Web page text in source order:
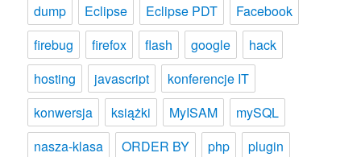
dump
Eclipse Eclipse PDT
Facebook
firebug
firefox flash google
hack
hosting
javascript
konferencje IT
konwersja
książki MyISAM
mySQL
nasza-klasa
ORDER BY php
plugin